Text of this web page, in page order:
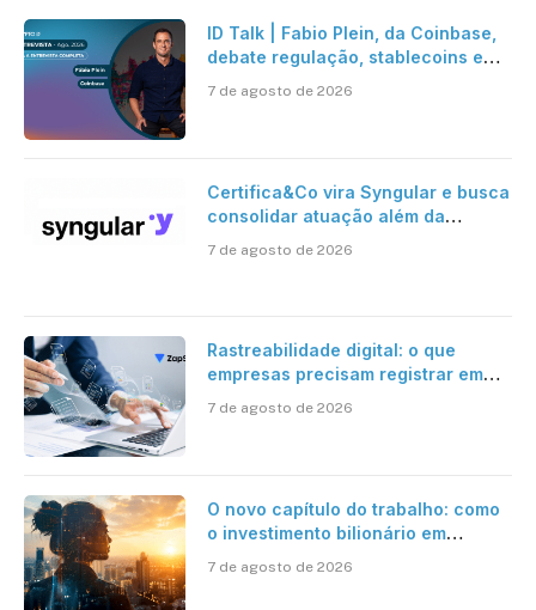
ID Talk | Fabio Plein, da Coinbase,
debate regulação, stablecoins e
7 de agosto de 2026
Certifica&Co vira Syngular e busca
consolidar atuação além da
7 de agosto de 2026
Rastreabilidade digital: o que
empresas precisam registrar em
jornadas digitais?
7 de agosto de 2026
O novo capítulo do trabalho: como
o investimento bilionário em
pesquisa científica revela a
verdadeira era da inteligência
7 de agosto de 2026